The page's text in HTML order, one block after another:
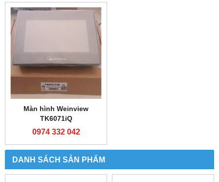
Màn hình Weinview
TK6071iQ
0974 332 042
DANH SÁCH SẢN PHẨM